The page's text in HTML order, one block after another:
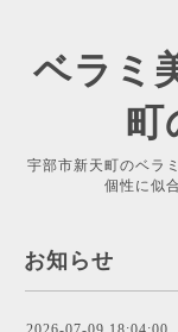
ベラミ
町
宇部市新天町のベラ
個性に似
お知らせ